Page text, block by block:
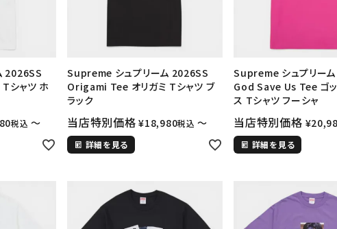
2026SS
シャツ ホ
税込 〜
Supreme シュプリーム 2026SS
Origami Tee オリガミ Tシャツ ブ
ラック
当店特別価格 ¥18,980税込 〜
詳細を見る
Supreme シュプリー
God Save Us Tee ゴッ
ス Tシャツ フーシャ
当店特別価格 ¥
詳細を見る